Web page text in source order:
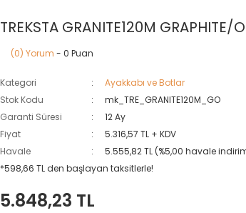
TREKSTA GRANITE120M GRAPHITE/
(0) Yorum - 0 Puan
Kategori
Ayakkabı ve Botlar
Stok Kodu
mk_TRE_GRANITE120M_GO
Garanti Süresi
12 Ay
Fiyat
5.316,57 TL + KDV
Havale
5.555,82 TL (%5,00 havale
*598,66 TL den başlayan taksitlerle!
5.848,23 TL